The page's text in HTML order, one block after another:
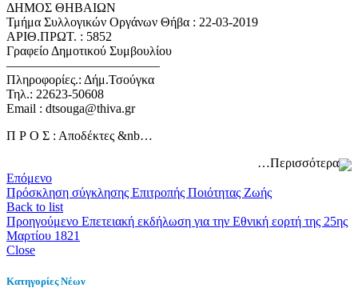
ΔΗΜΟΣ ΘΗΒΑΙΩΝ
Τμήμα Συλλογικών Οργάνων Θήβα : 22-03-2019
ΑΡΙΘ.ΠΡΩΤ. : 5852
Γραφείο Δημοτικού Συμβουλίου
————————————
Πληροφορίες.: Δήμ.Τσούγκα
Τηλ.: 22623-50608
Email : dtsouga@thiva.gr
Π Ρ Ο Σ : Αποδέκτες &nb…
…Περισσότερα
Επόμενο
Πρόσκληση σύγκλησης Επιτροπής Ποιότητας Ζωής
Back to list
Προηγούμενο Επετειακή εκδήλωση για την Εθνική εορτή της 25ης
Μαρτίου 1821
Close
Κατηγορίες Νέων